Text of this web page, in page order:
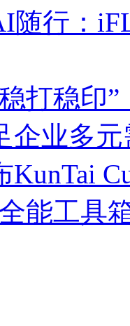
随行：
打稳印
企业多元
KunTai
能工具